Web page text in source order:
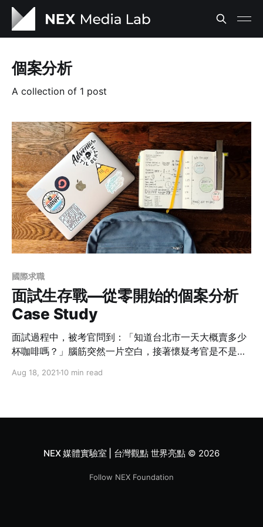
個案分析
A collection of 1 post
國際求職
面試生存戰—從零開始的個案分析
Case Study
面試過程中，被考官問到：「知道台北市一天大概賣多少
杯咖啡嗎？」腦筋突然一片空白，接著懷疑考官是不是在
到面試關卡中的魔王——個案分析了。
Aug 18, 2021 10 min read
NEX 媒體實驗室 | 台灣觀點 世界亮點© 2026
Follow NEX Foundation